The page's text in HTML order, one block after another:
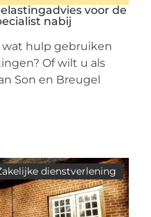
voor de
nabij
wat hulp gebruiken
Of wilt u als
Son en Breugel
dienstverlening